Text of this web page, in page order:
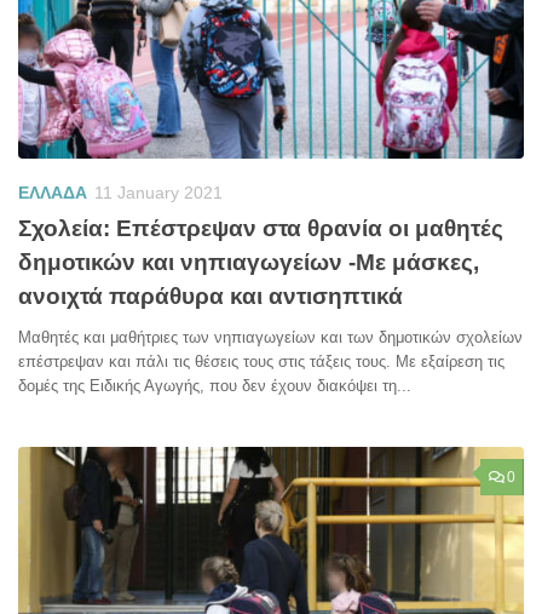
ΕΛΛΑΔΑ 11 January 2021
Σχολεία: Επέστρεψαν στα θρανία οι μαθητές
δημοτικών και νηπιαγωγείων -Με μάσκες,
ανοιχτά παράθυρα και αντισηπτικά
Μαθητές και μαθήτριες των νηπιαγωγείων και των δημοτικών σχολείων
επέστρεψαν και πάλι τις θέσεις τους στις τάξεις τους. Με εξαίρεση τις
δομές της Ειδικής Αγωγής, που δεν έχουν διακόψει τη...
0